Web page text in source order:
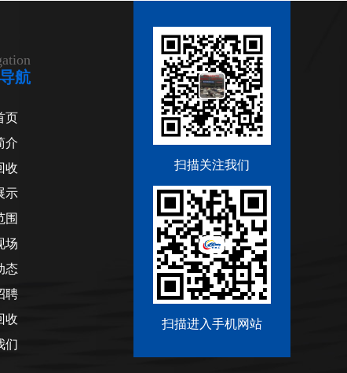
航
页
介
收
示
围
场
态
聘
收
们
扫描关注我们
扫描进入手机网站